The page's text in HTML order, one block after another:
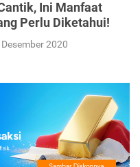
Ini Manfaat
Perlu Diketahui!
2020